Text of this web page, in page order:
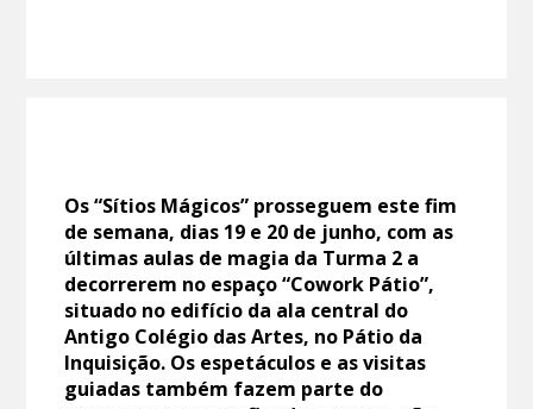
Os “Sítios Mágicos” prosseguem este fim
de semana, dias 19 e 20 de junho, com as
últimas aulas de magia da Turma 2 a
decorrerem no espaço “Cowork Pátio”,
situado no edifício da ala central do
Antigo Colégio das Artes, no Pátio da
Inquisição. Os espetáculos e as visitas
guiadas também fazem parte do